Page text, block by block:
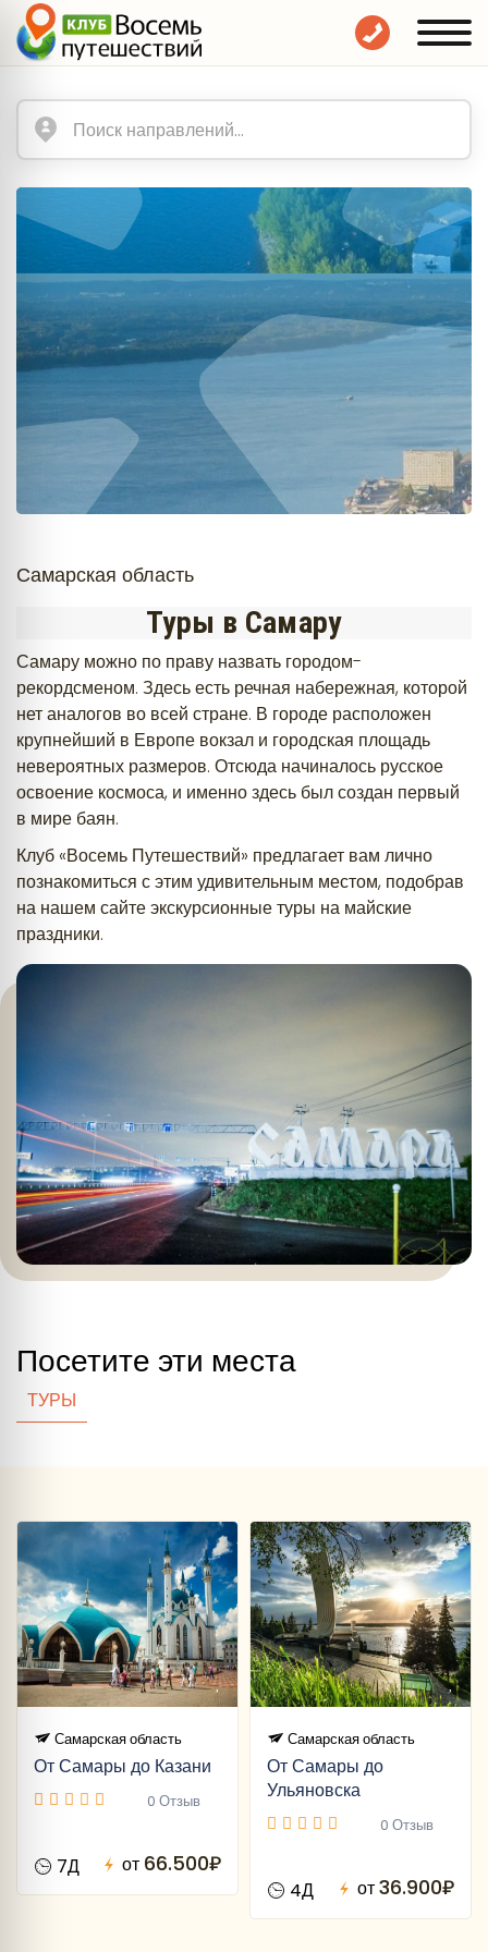
Самарская область
Туры в Самару
Самару можно по праву назвать городом-
рекордсменом. Здесь есть речная набережная, которой
нет аналогов во всей стране. В городе расположен
крупнейший в Европе вокзал и городская площадь
невероятных размеров. Отсюда начиналось русское
освоение космоса, и именно здесь был создан первый
в мире баян.
Клуб «Восемь Путешествий» предлагает вам лично
познакомиться с этим удивительным местом, подобрав
на нашем сайте экскурсионные туры на майские
праздники.
Посетите эти места
ТУРЫ
Самарская область
От Самары до Казани
0 Отзыв
7Д от 66.500₽
Самарская область
От Самары до
Ульяновска
0 Отзыв
4Д от36.900₽